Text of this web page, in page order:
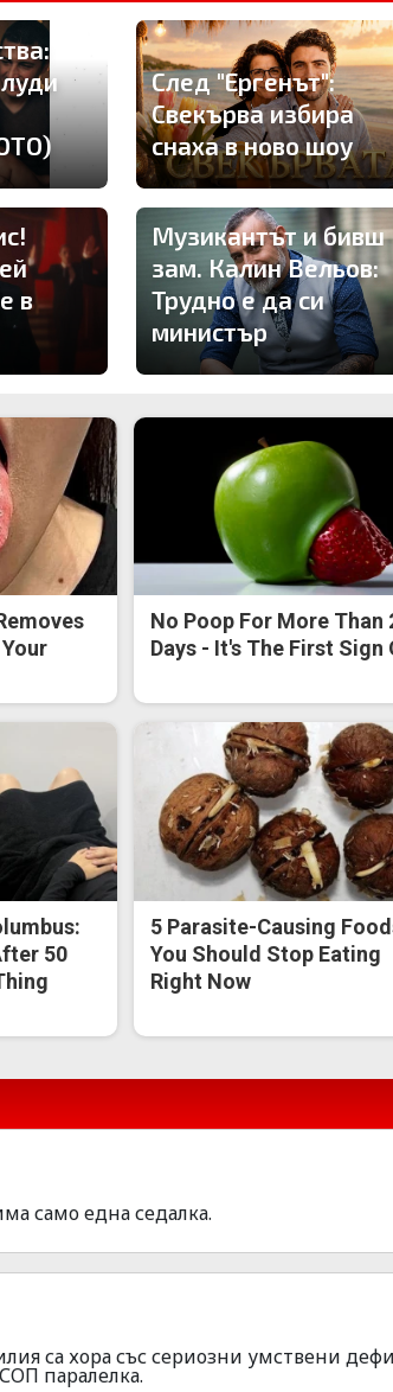
След "Ергенът":
Свекърва избира
снаха в ново шоу
в
Музикантът и бивш
зам. Калин Вельов:
Трудно е да си
министър
No Poop For More Than
Days - It's The First Sign
50
5 Parasite-Causing
You Should Stop Eating
Right Now
само една седалка.
са хора със сериозни умствени
паралелка.